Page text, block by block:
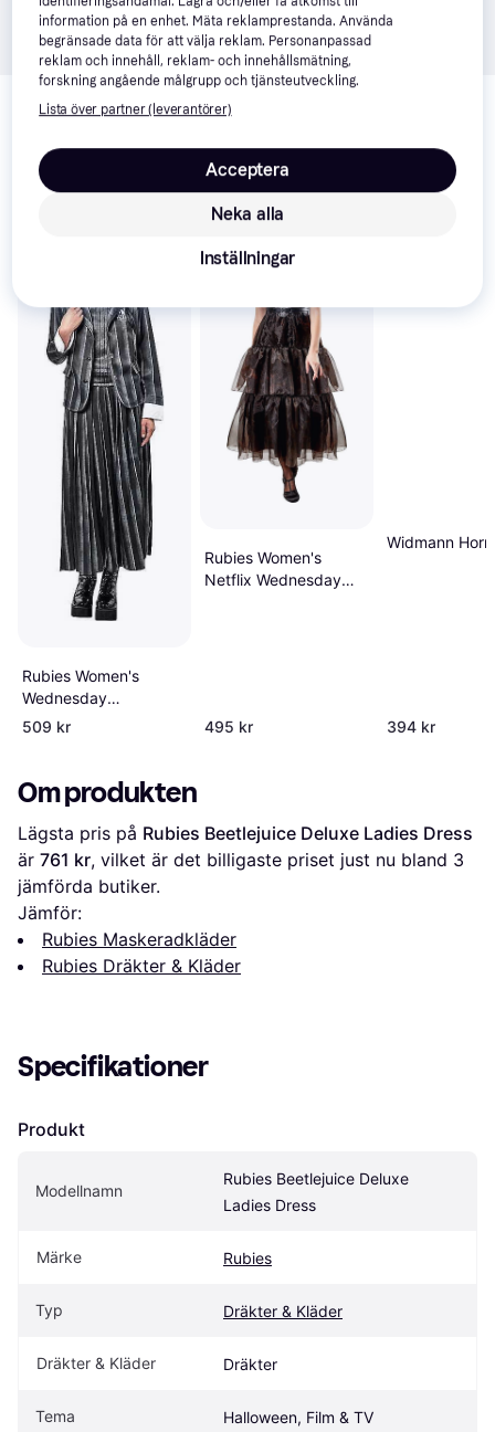
Relaterade produkter
intressera dig. Visa alla
Rubies Women's
Wednesday
Nevermore Academy
509 kr
Rubies Women's
Netflix Wednesday
495 kr
Widmann
394 kr
Om produkten
Lägsta pris på Rubies Beetlejuice Deluxe Ladies Dress
är 761 kr, vilket är det billigaste priset just nu bland 3
jämförda butiker.
Jämför:
Rubies Maskeradkläder
Rubies Dräkter & Kläder
Specifikationer
Produkt
Modellnamn
Rubies Beetlejuice Deluxe
Ladies Dress
Märke Rubies
Typ Dräkter & Kläder
Dräkter & Kläder Dräkter
Tema Halloween, Film & TV
information på en enhet. Mäta reklamprestanda. Använda
begränsade data för att välja reklam. Personanpassad
reklam och innehåll, reklam- och innehållsmätning,
forskning angående målgrupp och tjänsteutveckling.
Lista över partner (leverantörer)
Neka alla
Acceptera
Inställningar